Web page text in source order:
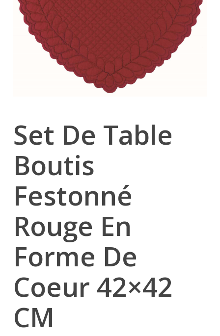
Set De Table
Boutis
Festonné
Rouge En
Forme De
Coeur 42×42
CM